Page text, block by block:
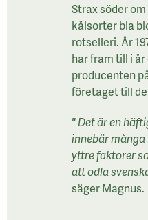
Strax söder
kålsorter bla
rotselleri. År
har fram till i
producenten
företaget till
" Det är en
innebär
yttre faktorer
att odla
säger Magnus.